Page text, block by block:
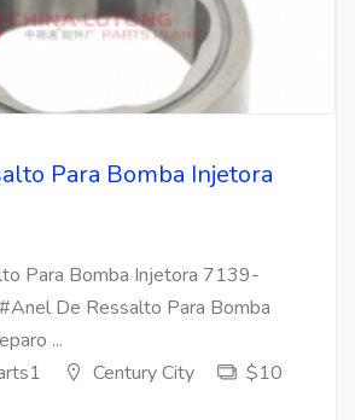
Para Bomba Injetora
Para Bomba Injetora 7139-
De Ressalto Para Bomba
...
Century City
$10